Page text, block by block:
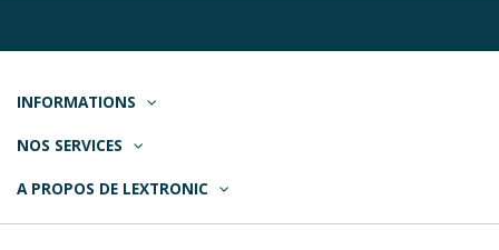
INFORMATIONS
NOS SERVICES
A PROPOS DE LEXTRONIC